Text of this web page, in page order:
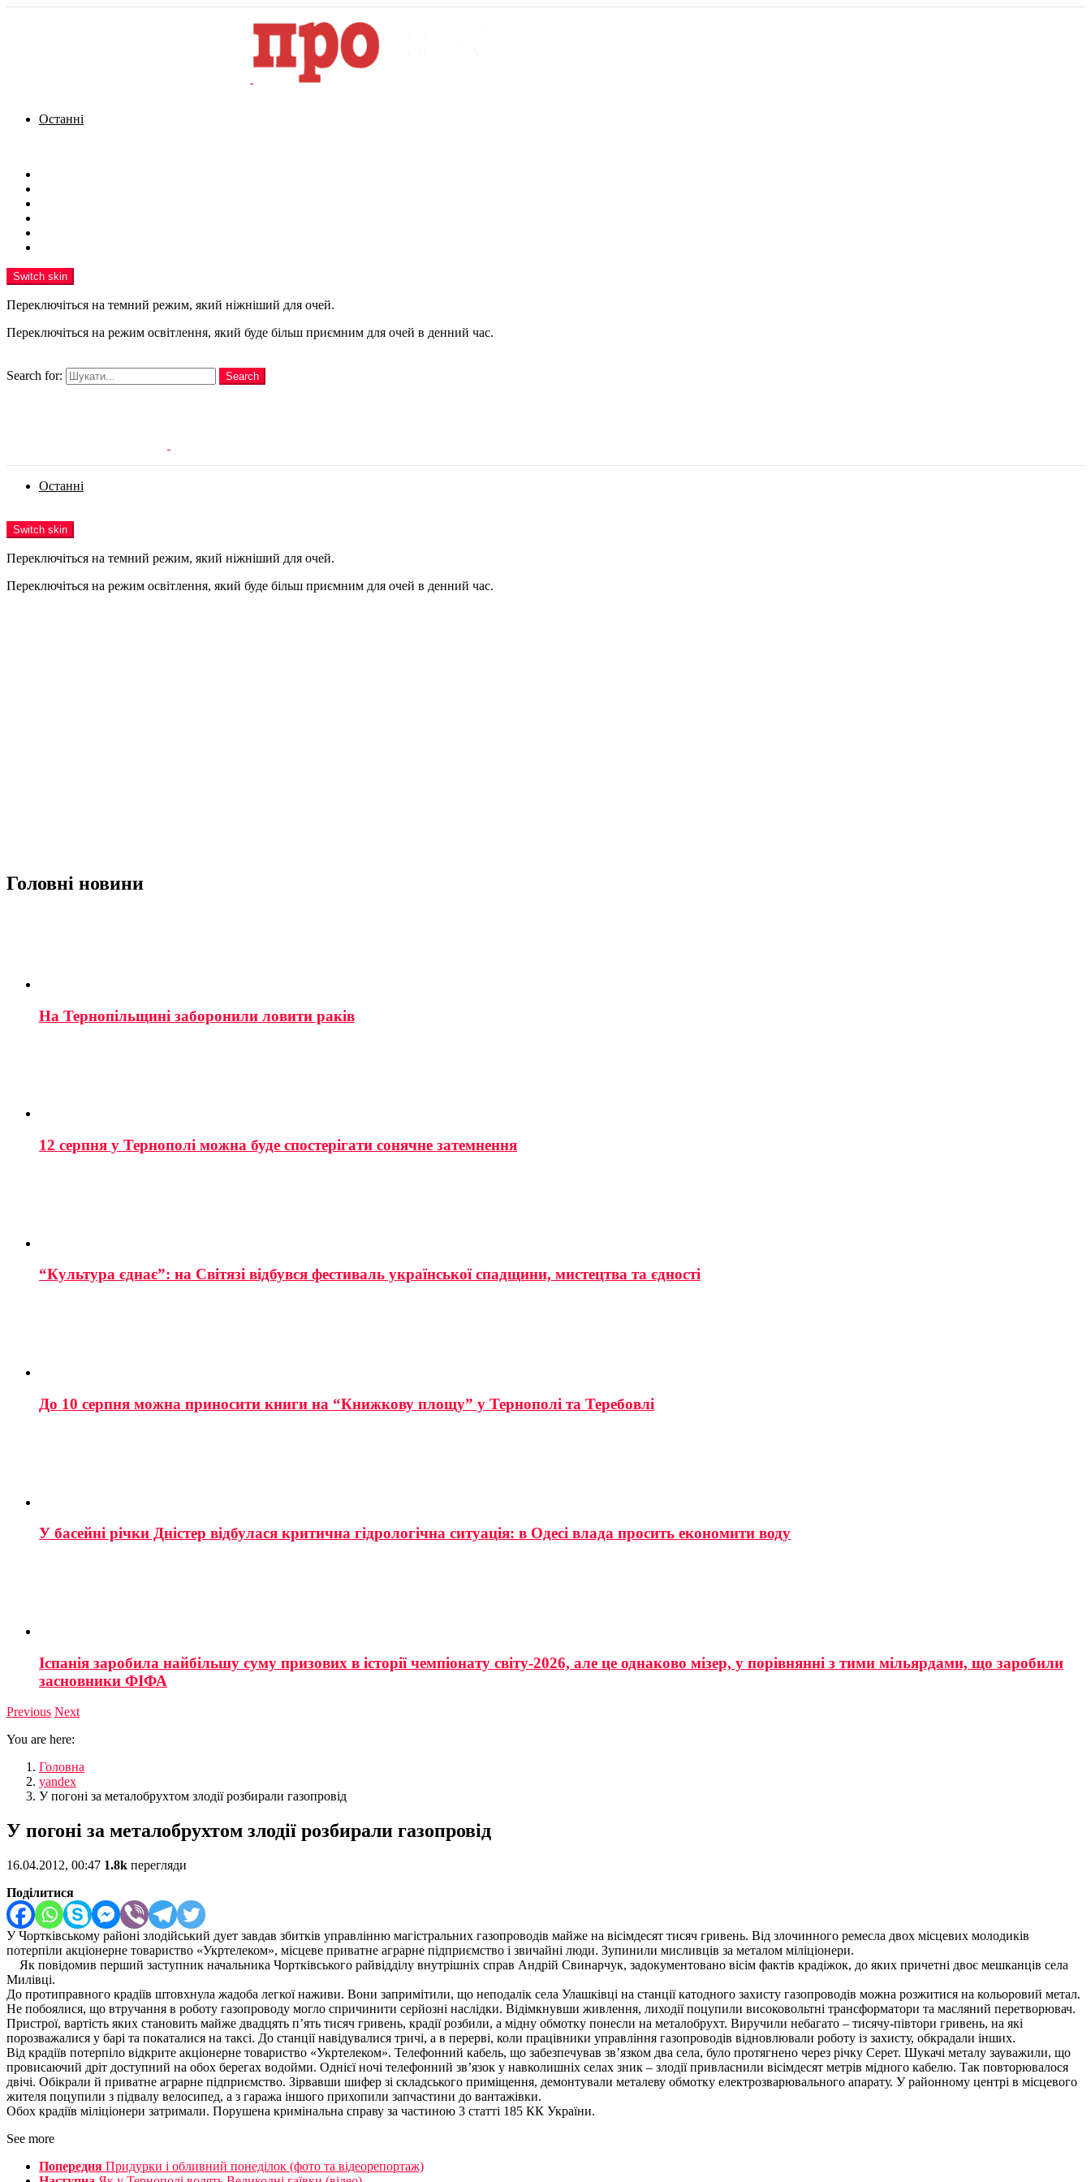
Останні
Switch skin
Переключіться на темний режим, який ніжніший для очей.
Переключіться на режим освітлення, який буде більш приємним для очей в денний час.
Search for:
Search
Останні
Switch skin
Переключіться на темний режим, який ніжніший для очей.
Переключіться на режим освітлення, який буде більш приємним для очей в денний час.
Головні новини
На Тернопільщині заборонили ловити раків
12 серпня у Тернополі можна буде спостерігати сонячне затемнення
“Культура єднає”: на Світязі відбувся фестиваль української спадщини, мистецтва та єдності
До 10 серпня можна приносити книги на “Книжкову площу” у Тернополі та Теребовлі
У басейні річки Дністер відбулася критична гідрологічна ситуація: в Одесі влада просить економити воду
Іспанія заробила найбільшу суму призових в історії чемпіонату світу-2026, але це однаково мізер, у порівнянні з тими мільярдами, що заробили
засновники ФІФА
Previous Next
You are here:
Головна
yandex
У погоні за металобрухтом злодії розбирали газопровід
У погоні за металобрухтом злодії розбирали газопровід
16.04.2012, 00:47 1.8k перегляди
Поділитися
У Чортківському районі злодійський дует завдав збитків управлінню магістральних газопроводів майже на вісімдесят тисяч гривень. Від злочинного ремесла двох місцевих молодиків
потерпіли акціонерне товариство «Укртелеком», місцеве приватне аграрне підприємство і звичайні люди. Зупинили мисливців за металом міліціонери.
Як повідомив перший заступник начальника Чортківського райвідділу внутрішніх справ Андрій Свинарчук, задокументовано вісім фактів крадіжок, до яких причетні двоє мешканців села
Милівці.
До протиправного крадіїв штовхнула жадоба легкої наживи. Вони запримітили, що неподалік села Улашківці на станції катодного захисту газопроводів можна розжитися на кольоровий метал.
Не побоялися, що втручання в роботу газопроводу могло спричинити серйозні наслідки. Відімкнувши живлення, лиходії поцупили високовольтні трансформатори та масляний перетворювач.
Пристрої, вартість яких становить майже двадцять п’ять тисяч гривень, крадії розбили, а мідну обмотку понесли на металобрухт. Виручили небагато – тисячу-півтори гривень, на які
порозважалися у барі та покаталися на таксі. До станції навідувалися тричі, а в перерві, коли працівники управління газопроводів відновлювали роботу із захисту, обкрадали інших.
Від крадіїв потерпіло відкрите акціонерне товариство «Укртелеком». Телефонний кабель, що забезпечував зв’язком два села, було протягнено через річку Серет. Шукачі металу зауважили, що
провисаючий дріт доступний на обох берегах водойми. Однієї ночі телефонний зв’язок у навколишніх селах зник – злодії привласнили вісімдесят метрів мідного кабелю. Так повторювалося
двічі. Обікрали й приватне аграрне підприємство. Зірвавши шифер зі складського приміщення, демонтували металеву обмотку електрозварювального апарату. У районному центрі в місцевого
жителя поцупили з підвалу велосипед, а з гаража іншого прихопили запчастини до вантажівки.
Обох крадіїв міліціонери затримали. Порушена кримінальна справу за частиною 3 статті 185 КК України.
See more
Попередня Придурки і обливний понеділок (фото та відеорепортаж)